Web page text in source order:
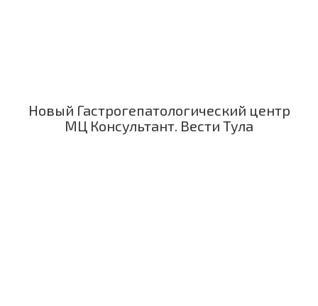
Новый Гастрогепатологический центр
МЦ Консультант. Вести Тула